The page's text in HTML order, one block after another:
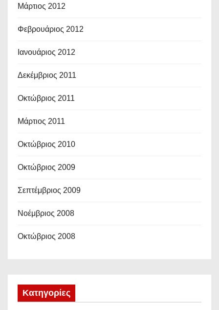
Μάρτιος 2012
Φεβρουάριος 2012
Ιανουάριος 2012
Δεκέμβριος 2011
Οκτώβριος 2011
Μάρτιος 2011
Οκτώβριος 2010
Οκτώβριος 2009
Σεπτέμβριος 2009
Νοέμβριος 2008
Οκτώβριος 2008
Kατηγορίες